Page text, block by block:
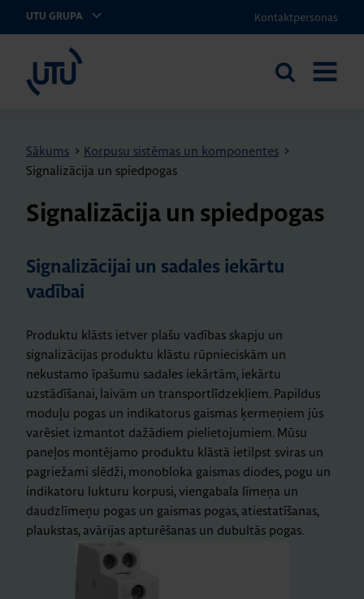
UTU GRUPA Kontaktpersonas
Meklēt
Sākums > Korpusu sistēmas un komponentes >
Signalizācija un spiedpogas
Sig­na­li­zā­cija un spied­po­gas
Signalizācijai un sadales iekārtu
vadībai
Produktu klāsts ietver plašu vadības skapju un
signalizācijas produktu klāstu rūpnieciskām un
nekustamo īpašumu sadales iekārtām, iekārtu
uzstādīšanai, laivām un transportlīdzekļiem. Papildus
moduļu pogas un indikatorus gaismas ķermeņiem jūs
varēsiet izmantot dažādiem pielietojumiem. Mūsu
paneļos montējamo produktu klāstā ietilpst sviras un
pagriežami slēdži, monobloka gaismas diodes, pogu un
indikatoru lukturu korpusi, viengabala līmeņa un
daudzlīmeņu pogas un gaismas pogas, atiestatīšanas,
plaukstas, avārijas apturēšanas un dubultās pogas.